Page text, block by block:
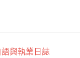
語與執業日誌